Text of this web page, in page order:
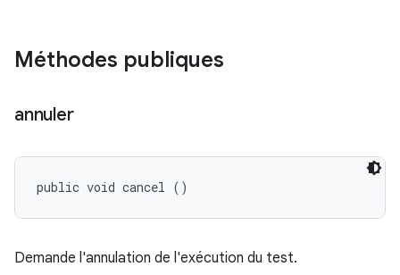
Méthodes publiques
annuler
public void cancel ()
Demande l'annulation de l'exécution du test.